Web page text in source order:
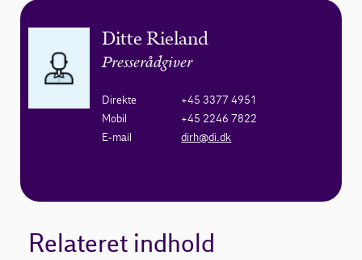
Ditte Rieland
Presserådgiver
Direkte
+45 3377 4951
Mobil
+45 2246 7822
E-mail
dirh@di.dk
Relateret indhold